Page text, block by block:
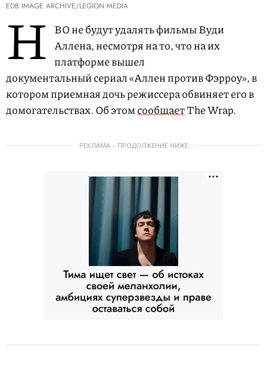
EDB IMAGE ARCHIVE/LEGION MEDIA
H BO не будут удалять фильмы Вуди
Аллена, несмотря на то, что на их
платформе вышел
документальный сериал «Аллен против Фэрроу», в
котором приемная дочь режиссера обвиняет его в
домогательствах. Об этомсообщаетThe Wrap.
РЕКЛАМА – ПРОДОЛЖЕНИЕ НИЖЕ